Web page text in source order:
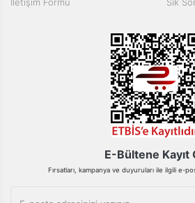
Bu ürüne benzer farklı alternatifler olmalı.
Gönder
E-Bültene Kayıt
Fırsatları, kampanya ve duyuruları ile ilgili e-